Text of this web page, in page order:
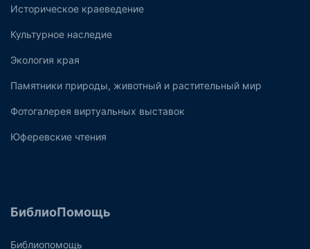
Историческое краеведение
Культурное наследие
Экология края
Памятники природы, животный и растительный мир
Фотогалерея виртуальных выставок
Юферевские чтения
БиблиоПомощь
Библиопомощь